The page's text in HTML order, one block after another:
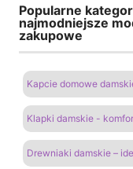
Popularne
najmodniejsze
zakupowe
Kapcie domowe
Klapki damskie -
Drewniaki damskie –